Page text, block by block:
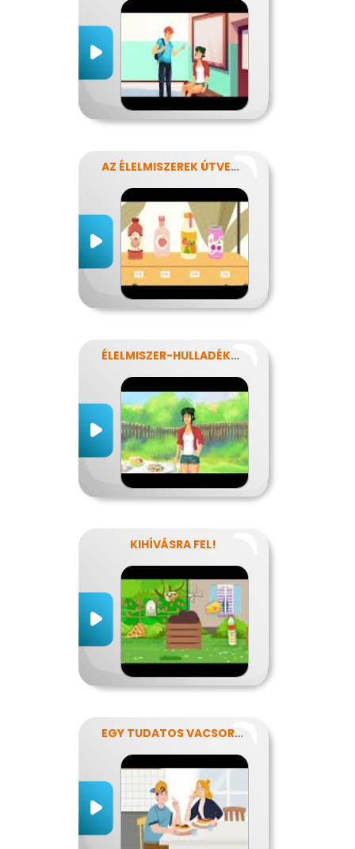
AZ ÉLELMISZEREK ÚTVESZTŐJÉBEN
ÉLELMISZER-HULLADÉKOK
KIHÍVÁSRA FEL!
EGY TUDATOS VACSORA RECEPTJE